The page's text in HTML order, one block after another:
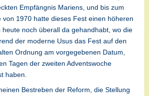
Empfängnis Mariens, und bis zum
1970 hatte dieses Fest einen höheren
noch überall da gehandhabt, wo die
der moderne Usus das Fest auf den
Ordnung am vorgegebenen Datum,
Tagen der zweiten Adventswoche
haben.
Bestreben der Reform, die Stellung